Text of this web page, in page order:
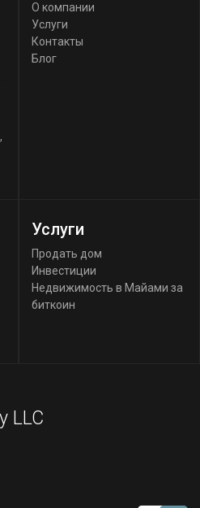
,
О компании
Услуги
Контакты
Блог
Услуги
Продать дом
Инвестиции
Недвижимость в Майами за
биткоин
LLC